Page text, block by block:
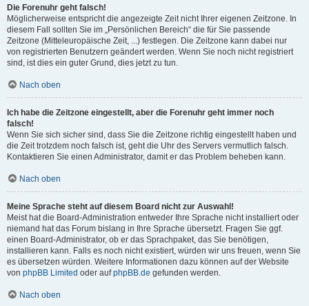
Die Forenuhr geht falsch!
Möglicherweise entspricht die angezeigte Zeit nicht Ihrer eigenen Zeitzone. In
diesem Fall sollten Sie im „Persönlichen Bereich“ die für Sie passende
Zeitzone (Mitteleuropäische Zeit, ...) festlegen. Die Zeitzone kann dabei nur
von registrierten Benutzern geändert werden. Wenn Sie noch nicht registriert
sind, ist dies ein guter Grund, dies jetzt zu tun.
Nach oben
Ich habe die Zeitzone eingestellt, aber die Forenuhr geht immer noch
falsch!
Wenn Sie sich sicher sind, dass Sie die Zeitzone richtig eingestellt haben und
die Zeit trotzdem noch falsch ist, geht die Uhr des Servers vermutlich falsch.
Kontaktieren Sie einen Administrator, damit er das Problem beheben kann.
Nach oben
Meine Sprache steht auf diesem Board nicht zur Auswahl!
Meist hat die Board-Administration entweder Ihre Sprache nicht installiert oder
niemand hat das Forum bislang in Ihre Sprache übersetzt. Fragen Sie ggf.
einen Board-Administrator, ob er das Sprachpaket, das Sie benötigen,
installieren kann. Falls es noch nicht existiert, würden wir uns freuen, wenn Sie
es übersetzen würden. Weitere Informationen dazu können auf der Website
von phpBB Limited oder aufphpBB.de gefunden werden.
Nach oben